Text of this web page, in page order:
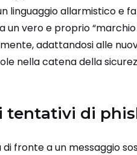
linguaggio allarmistico e
un vero e proprio
adattandosi alle
nella catena della
tentativi di
fronte a un messaggio